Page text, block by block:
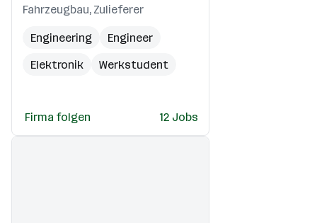
Fahrzeugbau, Zulieferer
Engineering
Engineer
Elektronik
Werkstudent
Firma folgen
12 Jobs